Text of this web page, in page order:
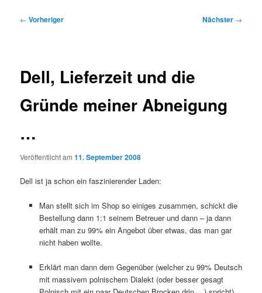
Beitragsnavigation
← Vorheriger Nächster →
Dell, Lieferzeit und die
Gründe meiner Abneigung
…
Veröffentlicht am11. September 2008
Dell ist ja schon ein faszinierender Laden:
Man stellt sich im Shop so einiges zusammen, schickt die
Bestellung dann 1:1 seinem Betreuer und dann – ja dann
erhält man zu 99% ein Angebot über etwas, das man gar
nicht haben wollte.
Erklärt man dann dem Gegenüber (welcher zu 99% Deutsch
mit massivem polnischem Dialekt (oder besser gesagt